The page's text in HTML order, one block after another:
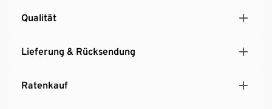
Qualität
Lieferung & Rücksendung
Ratenkauf